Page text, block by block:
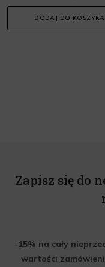
DODAJ DO KOSZYKA
Zapisz się do
-15% na cały
wartości